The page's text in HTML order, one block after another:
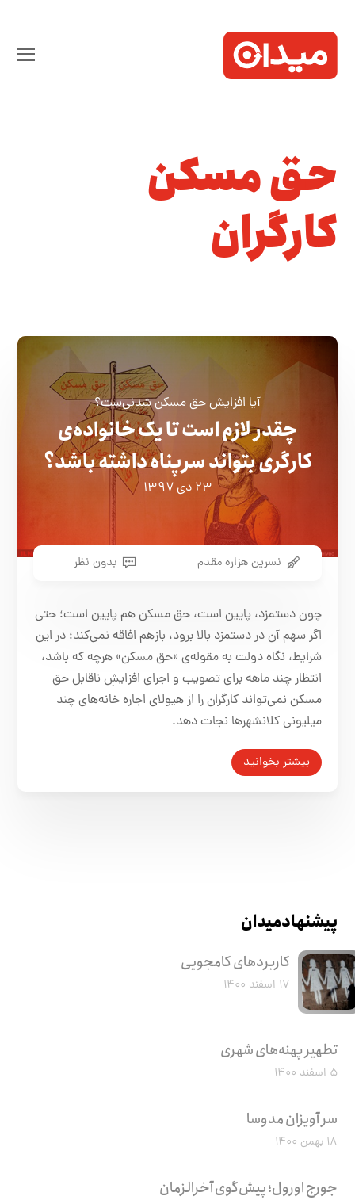
حق مسکن
کارگران
آیا افزایش حق مسکن شدنی‌ست؟
چقدر لازم است تا یک خانواده‌ی
کارگری بتواند سرپناه داشته باشد؟
۲۳ دی ۱۳۹۷
نسرین هزاره مقدم بدون نظر
چون دستمزد، پایین است، حق مسکن هم پایین است؛ حتی
اگر سهم آن در دستمزد بالا برود، بازهم افاقه نمی‌کند؛ در این
شرایط، نگاه دولت به مقوله‌ی «حق مسکن» هرچه که باشد،
انتظار چند ماهه برای تصویب و اجرای افزایشِ ناقابل حق
مسکن نمی‌تواند کارگران را از هیولای اجاره خانه‌های چند
میلیونی کلانشهرها نجات دهد.
بیشتر بخوانید
پیشنهاد میدان
کاربرد‌های کامجویی
۱۷ اسفند ۱۴۰۰
تطهیر پهنه‌های شهری
۵ اسفند ۱۴۰۰
سر آویزان مدوسا
۱۸ بهمن ۱۴۰۰
جورج اورول؛ پیش‌گوی آخرالزمان